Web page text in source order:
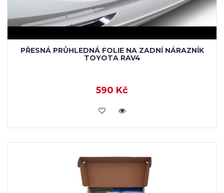
PŘESNÁ PRŮHLEDNÁ FOLIE NA ZADNÍ NÁRAZNÍK
TOYOTA RAV4
590 Kč
KOUPIT